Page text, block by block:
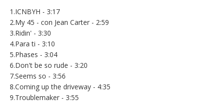
1.ICNBYH - 3:17
2.My 45 - con Jean Carter - 2:59
3.Ridin' - 3:30
4.Para ti - 3:10
5.Phases - 3:04
6.Don't be so rude - 3:20
7.Seems so - 3:56
8.Coming up the driveway - 4:35
9.Troublemaker - 3:55